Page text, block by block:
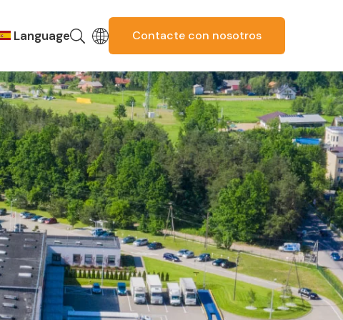
Language
Russian
Portuguese
French
English
Korean
Thai
Italian
Arabic
German
Contacte con nosotros